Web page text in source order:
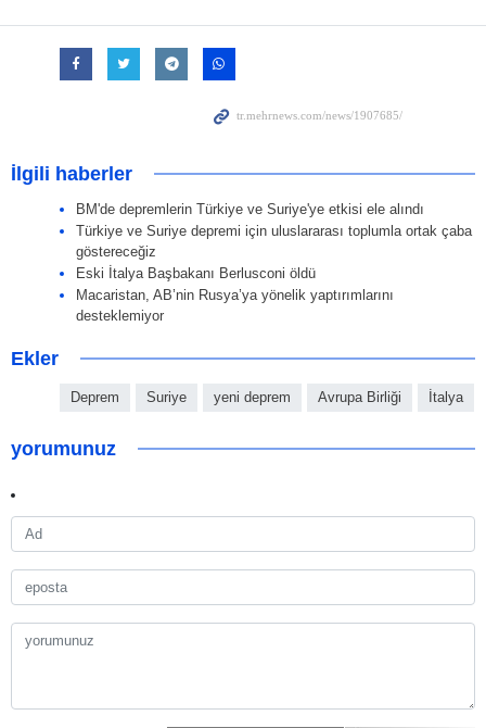
İlgili haberler
BM'de depremlerin Türkiye ve Suriye'ye etkisi ele alındı
Türkiye ve Suriye depremi için uluslararası toplumla ortak çaba
göstereceğiz
Eski İtalya Başbakanı Berlusconi öldü
Macaristan, AB’nin Rusya’ya yönelik yaptırımlarını
desteklemiyor
Ekler
Deprem Suriye yeni deprem Avrupa Birliği İtalya
yorumunuz